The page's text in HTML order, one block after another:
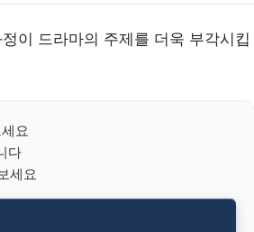
이 드라마의 주제를 더욱 부각시킵
요
다
세요